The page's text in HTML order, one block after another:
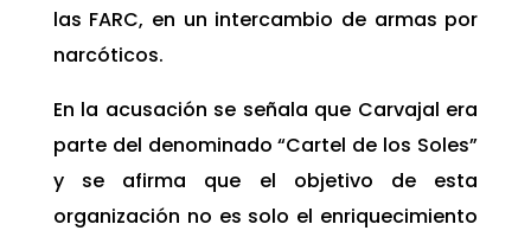
las FARC, en un intercambio de armas por
narcóticos.
En la acusación se señala que Carvajal era
parte del denominado “Cartel de los Soles”
y se afirma que el objetivo de esta
organización no es solo el enriquecimiento